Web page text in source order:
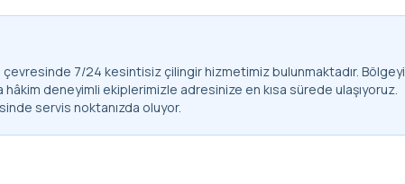
7/24 kesintisiz çilingir hizmetimiz bulunmaktadır. Bölgeyi
hâkim deneyimli ekiplerimizle adresinize en kısa sürede ulaşıyoruz.
servis noktanızda oluyor.